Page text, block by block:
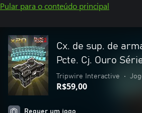
Pular para o conteúdo principal
Cx. de sup. de
Pcte. Cj. Ouro
Tripwire Interactive •
R$59,00
Requer um jogo